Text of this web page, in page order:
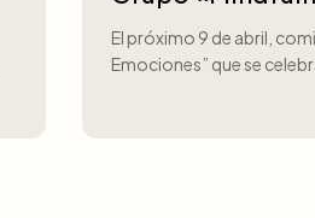
El próximo 9 de abril,
Emociones” que se